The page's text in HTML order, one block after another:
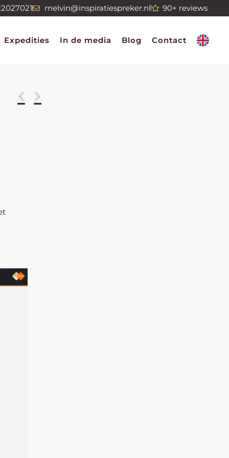
melvin@inspiratiespreker.nl 90+ reviews
Expedities In de media Blog Contact